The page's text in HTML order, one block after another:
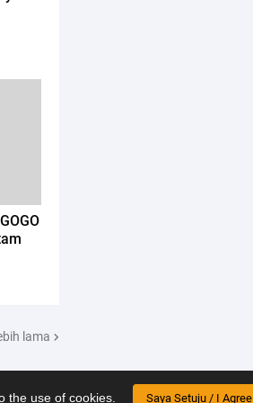
lama
About Us Contact Us Disclaimer
the use of cookies. Saya Setuju / I Agree